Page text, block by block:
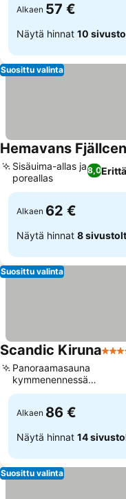
Alkaen 57 €
Näytä hinnat 10
Suosittu valinta
Hemavans
8,0
Sisäuima-allas ja
poreallas
Alkaen 62 €
Näytä hinnat 8
Suosittu valinta
Scandic Kiruna4
Panoraamasauna
kymmenennessä
kerroksessa
Alkaen 86 €
Näytä hinnat 14
Suosittu valinta